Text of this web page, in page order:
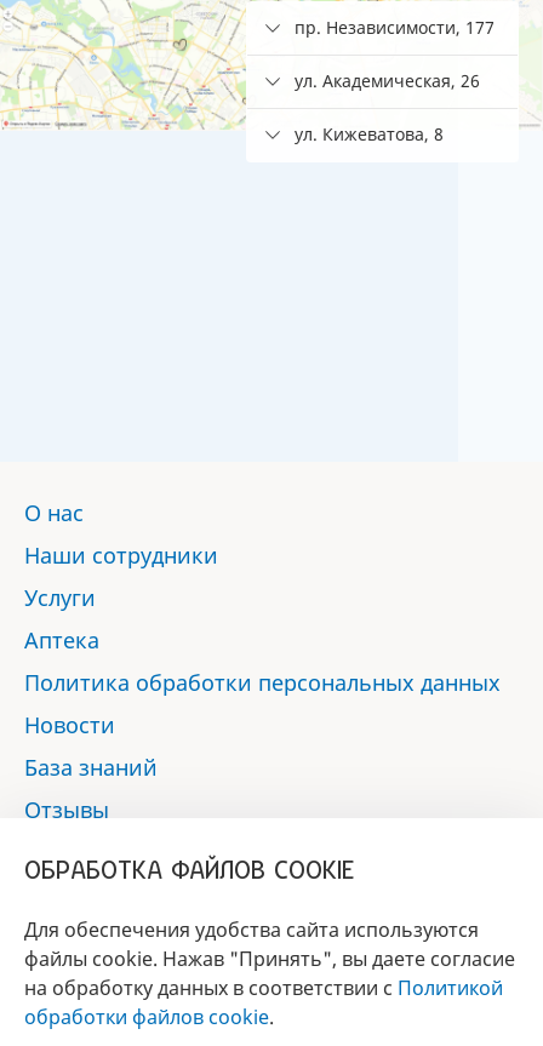
пр. Независимости, 177
ул. Академическая, 26
ул. Кижеватова, 8
О нас
Наши сотрудники
Услуги
Аптека
Политика обработки персональных данных
Новости
База знаний
Отзывы
БРЕНД
ГОДА 2017 - 2019
ОБРАБОТКА ФАЙЛОВ COOKIE
Для обеспечения удобства сайта используются
файлы cookie. Нажав "Принять", вы даете согласие
на обработку данных в соответствии с Политикой
обработки файлов cookie.